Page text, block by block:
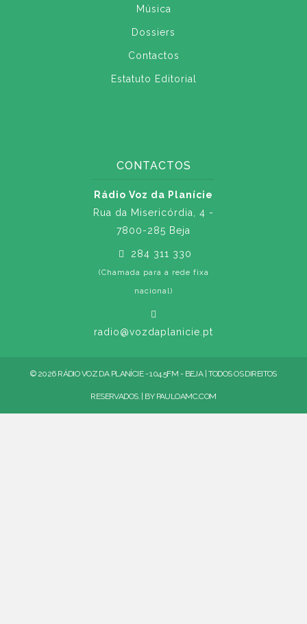
Música
Dossiers
Contactos
Estatuto Editorial
CONTACTOS
Rádio Voz da Planície
Rua da Misericórdia, 4 -
7800-285 Beja
284 311 330
(Chamada para a rede fixa
nacional)
radio@vozdaplanicie.pt
© 2026 RÁDIO VOZ DA PLANÍCIE - 104.5FM - BEJA | TODOS OS DIREITOS
RESERVADOS. | BY PAULOAMC.COM